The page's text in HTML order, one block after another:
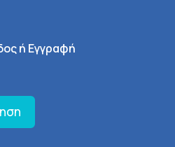
ή Εγγραφή